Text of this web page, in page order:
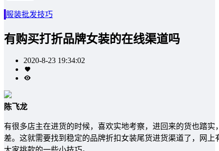
服装批发技巧
有购买打折品牌女装的在线渠道吗
2020-8-23 19:34:02
陈飞龙
有很多店主在进货的时候，喜欢实地考察，进回来的货也踏
差。这就需要找到稳定的品牌折扣女装尾货进货渠道了，网上